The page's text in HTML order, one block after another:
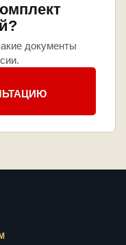
документы